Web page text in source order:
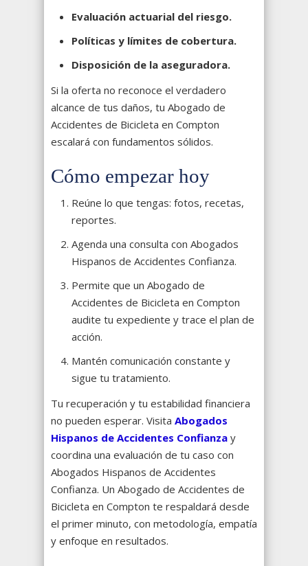
Evaluación actuarial del riesgo.
Políticas y límites de cobertura.
Disposición de la aseguradora.
Si la oferta no reconoce el verdadero
alcance de tus daños, tu Abogado de
Accidentes de Bicicleta en Compton
escalará con fundamentos sólidos.
Cómo empezar hoy
Reúne lo que tengas: fotos, recetas,
reportes.
Agenda una consulta con Abogados
Hispanos de Accidentes Confianza.
Permite que un Abogado de
Accidentes de Bicicleta en Compton
audite tu expediente y trace el plan de
acción.
Mantén comunicación constante y
sigue tu tratamiento.
Tu recuperación y tu estabilidad financiera
no pueden esperar. Visita Abogados
Hispanos de Accidentes Confianza y
coordina una evaluación de tu caso con
Abogados Hispanos de Accidentes
Confianza. Un Abogado de Accidentes de
Bicicleta en Compton te respaldará desde
el primer minuto, con metodología, empatía
y enfoque en resultados.